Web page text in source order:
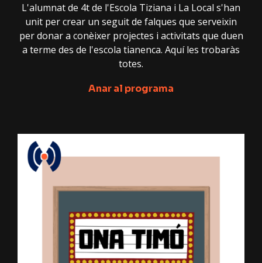
L'alumnat de 4t de l'Escola Tiziana i La Local s'han
unit per crear un seguit de falques que serveixin
per donar a conèixer projectes i activitats que duen
a terme des de l'escola tianenca. Aquí les trobaràs
totes.
Anar al programa